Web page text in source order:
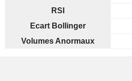
RSI
Ecart Bollinger
Volumes Anormaux